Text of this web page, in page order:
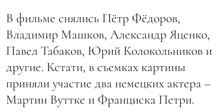
В фильме снялись Пётр Фёдоров,
Владимир Машков, Александр Яценко,
Павел Табаков, Юрий Колокольников и
другие. Кстати, в съемках картины
приняли участие два немецких актера –
Мартин Вуттке и Франциска Петри.